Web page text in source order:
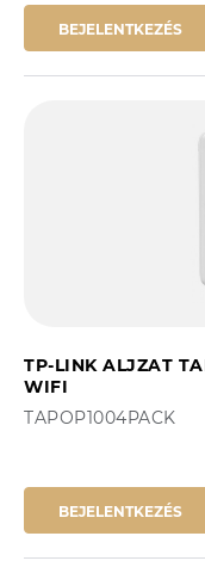
BEJELENTKEZÉS
TP-LINK ALJZAT
WIFI
TAPOP1004PACK
BEJELENTKEZÉS